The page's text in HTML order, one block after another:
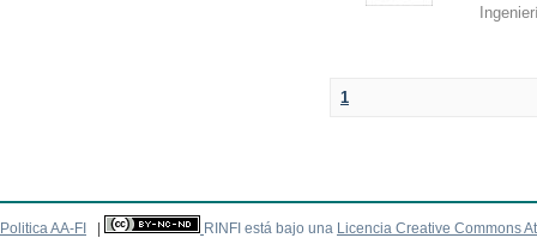
1
Politica AA-FI RINFI está bajo una Licencia Creative Commons